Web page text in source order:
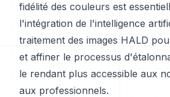
fidélité des couleurs est
l'intégration de l'intelligence
traitement des images HALD
et affiner le processus
le rendant plus accessible aux
aux professionnels.